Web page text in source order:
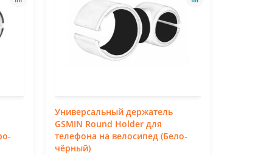
Универсальный держатель
GSMIN Round Holder для
телефона на велосипед (Бело-
чёрный)